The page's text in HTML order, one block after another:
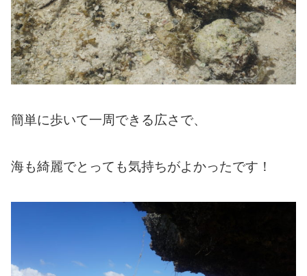
簡単に歩いて一周できる広さで、
海も綺麗でとっても気持ちがよかったです！